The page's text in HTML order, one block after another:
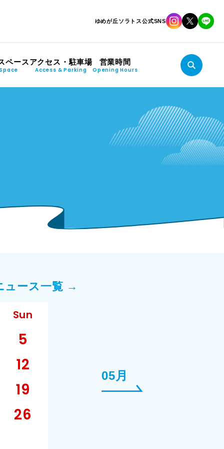
ゆめが丘ソラトス公式SNS
ペースアクセス・駐車場
Access & Parking
営業時間
Opening Hours
ュース一覧 →
Sun
5
12
19
26
05月